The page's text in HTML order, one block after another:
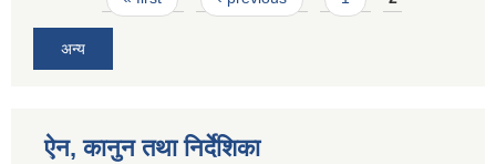
अन्य
ऐन, कानुन तथा निर्देशिका